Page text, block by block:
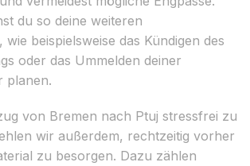
du so deine weiteren
beispielsweise das Kündigen des
oder das Ummelden deiner
planen.
von Bremen nach Ptuj stressfrei zu
wir außerdem, rechtzeitig vorher
zu besorgen. Dazu zählen